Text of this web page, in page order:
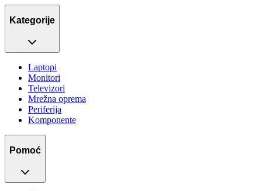
Kategorije
Laptopi
Monitori
Televizori
Mrežna oprema
Periferija
Komponente
Pomoć